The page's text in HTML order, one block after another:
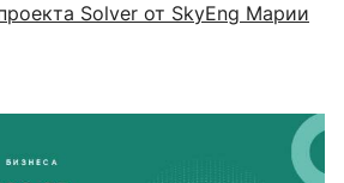
Solver от SkyEng Марии